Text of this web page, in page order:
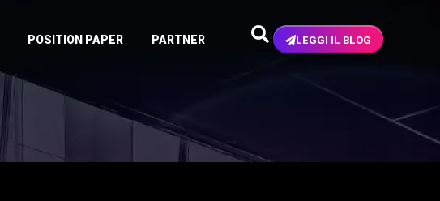
POSITION PAPER PARTNER LEGGI IL BLOG